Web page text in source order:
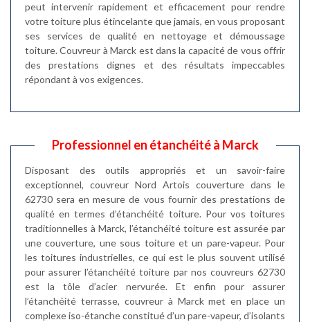
peut intervenir rapidement et efficacement pour rendre
votre toiture plus étincelante que jamais, en vous proposant
ses services de qualité en nettoyage et démoussage
toiture. Couvreur à Marck est dans la capacité de vous offrir
des prestations dignes et des résultats impeccables
répondant à vos exigences.
Professionnel en étanchéité à Marck
Disposant des outils appropriés et un savoir-faire
exceptionnel, couvreur Nord Artois couverture dans le
62730 sera en mesure de vous fournir des prestations de
qualité en termes d’étanchéité toiture. Pour vos toitures
traditionnelles à Marck, l’étanchéité toiture est assurée par
une couverture, une sous toiture et un pare-vapeur. Pour
les toitures industrielles, ce qui est le plus souvent utilisé
pour assurer l’étanchéité toiture par nos couvreurs 62730
est la tôle d’acier nervurée. Et enfin pour assurer
l’étanchéité terrasse, couvreur à Marck met en place un
complexe iso-étanche constitué d’un pare-vapeur, d’isolants